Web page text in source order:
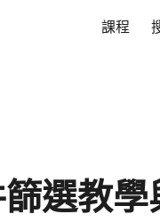
課程
選教學